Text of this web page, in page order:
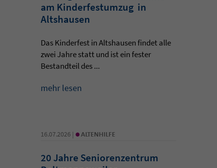
am Kinderfestumzug in
Altshausen
Das Kinderfest in Altshausen findet alle
zwei Jahre statt und ist ein fester
Bestandteil des ...
mehr lesen
16.07.2026 | • ALTENHILFE
20 Jahre Seniorenzentrum